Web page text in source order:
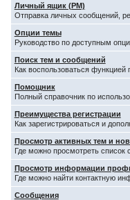
Личный ящик (PM)
Отправка личных сообщений,
Опции темы
Руководство по доступным
Поиск тем и сообщений
Как воспользоваться функцией
Помощник
Полный справочник по
Преимущества регистрации
Как зарегистрироваться и
Просмотр активных тем и
Где можно просмотреть
Просмотр информации
Где можно найти контактную
Сообщения